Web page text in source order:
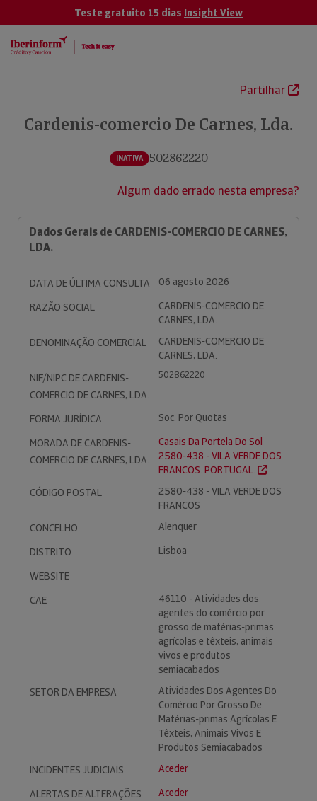
Teste gratuito 15 dias Insight View
Partilhar
Cardenis-comercio De Carnes, Lda.
INATIVA 502862220
Algum dado errado nesta empresa?
Dados Gerais de CARDENIS-COMERCIO DE CARNES,
LDA.
DATA DE ÚLTIMA CONSULTA
06 agosto 2026
RAZÃO SOCIAL
CARDENIS-COMERCIO DE
CARNES, LDA.
DENOMINAÇÃO COMERCIAL
CARDENIS-COMERCIO DE
CARNES, LDA.
NIF/NIPC DE CARDENIS-
COMERCIO DE CARNES, LDA.
502862220
FORMA JURÍDICA
Soc. Por Quotas
MORADA DE CARDENIS-
COMERCIO DE CARNES, LDA.
Casais Da Portela Do Sol
2580-438 - VILA VERDE DOS
FRANCOS. PORTUGAL.
CÓDIGO POSTAL
2580-438 - VILA VERDE DOS
FRANCOS
CONCELHO
Alenquer
DISTRITO
Lisboa
WEBSITE
CAE
46110 - Atividades dos
agentes do comércio por
grosso de matérias-primas
agrícolas e têxteis, animais
vivos e produtos
semiacabados
SETOR DA EMPRESA
Atividades Dos Agentes Do
Comércio Por Grosso De
Matérias-primas Agrícolas E
Têxteis, Animais Vivos E
Produtos Semiacabados
INCIDENTES JUDICIAIS
Aceder
ALERTAS DE ALTERAÇÕES
Aceder